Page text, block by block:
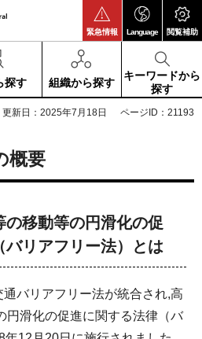
緊急情報 Language 閲覧補助
探す 組織から探す
キーワードから
探す
更新日：2025年7月18日 ページID：21193
概要
の移動等の円滑化の促
バリアフリー法）とは
バリアフリー法が統合され,高
円滑化の促進に関する法律（バ